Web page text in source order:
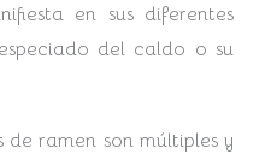
en sus diferentes
del caldo o su
de ramen son múltiples y